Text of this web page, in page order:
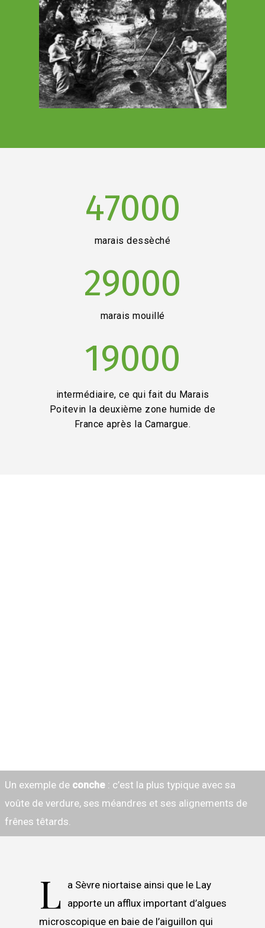
47000
marais dessèché
29000
marais mouillé
19000
intermédiaire, ce qui fait du Marais
Poitevin la deuxième zone humide de
France après la Camargue.
Un exemple de conche : c’est la plus typique avec sa
voûte de verdure, ses méandres et ses alignements de
frênes têtards.
L
a Sèvre niortaise ainsi que le Lay
apporte un afflux important d’algues
microscopique en baie de l’aiguillon qui